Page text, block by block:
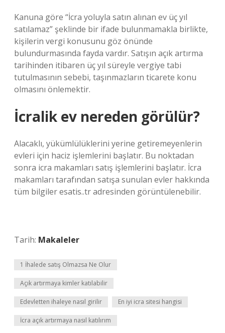
Kanuna göre “İcra yoluyla satın alınan ev üç yıl
satılamaz” şeklinde bir ifade bulunmamakla birlikte,
kişilerin vergi konusunu göz önünde
bulundurmasında fayda vardır. Satışın açık artırma
tarihinden itibaren üç yıl süreyle vergiye tabi
tutulmasının sebebi, taşınmazların ticarete konu
olmasını önlemektir.
İcralik ev nereden görülür?
Alacaklı, yükümlülüklerini yerine getiremeyenlerin
evleri için haciz işlemlerini başlatır. Bu noktadan
sonra icra makamları satış işlemlerini başlatır. İcra
makamları tarafından satışa sunulan evler hakkında
tüm bilgiler esatis..tr adresinden görüntülenebilir.
Tarih: Makaleler
1 İhalede satış Olmazsa Ne Olur
Açık artırmaya kimler katılabilir
Edevletten ihaleye nasıl girilir En iyi icra sitesi hangisi
İcra açık artırmaya nasıl katılırım